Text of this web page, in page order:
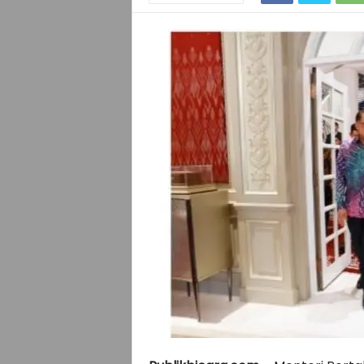
I
C
A
R
A
C
O